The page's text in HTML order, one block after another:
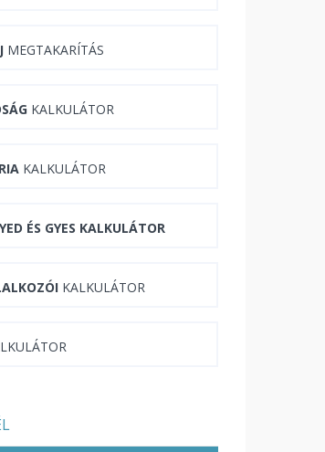
MEGTAKARÍTÁS
KALKULÁTOR
KALKULÁTOR
ÉS GYES KALKULÁTOR
KALKULÁTOR